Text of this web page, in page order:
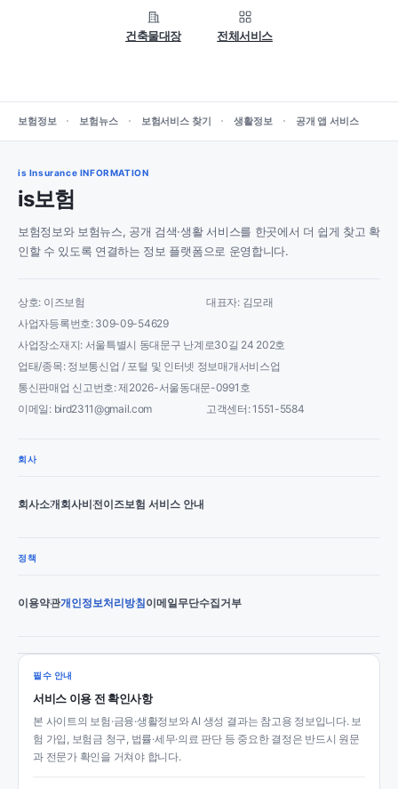
건축물대장 전체서비스
보험정보 보험뉴스 보험서비스 찾기 생활정보 공개 앱 서비스
is Insurance INFORMATION
is보험
보험정보와 보험뉴스, 공개 검색·생활 서비스를 한곳에서 더 쉽게 찾고 확
인할 수 있도록 연결하는 정보 플랫폼으로 운영합니다.
상호: 이즈보험
대표자: 김모래
사업자등록번호: 309-09-54629
사업장소재지: 서울특별시 동대문구 난계로30길 24 202호
업태/종목: 정보통신업 / 포털 및 인터넷 정보매개서비스업
통신판매업 신고번호: 제2026-서울동대문-0991호
이메일: bird2311@gmail.com
고객센터: 1551-5584
회사
회사소개회사비전이즈보험 서비스 안내
정책
이용약관개인정보처리방침이메일무단수집거부
필수 안내
서비스 이용 전 확인사항
본 사이트의 보험·금융·생활정보와 AI 생성 결과는 참고용 정보입니다. 보
험 가입, 보험금 청구, 법률·세무·의료 판단 등 중요한 결정은 반드시 원문
과 전문가 확인을 거쳐야 합니다.